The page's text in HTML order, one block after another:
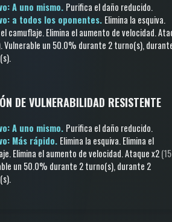
A uno mismo. Purifica el daño reducido.
a todos los oponentes. Elimina la esquiva.
camuflaje.Elimina el aumento de velocidad.
.Vulnerable un 50.0% durante 2 turno(s),
.
DE VULNERABILIDAD RESISTENTE
A uno mismo. Purifica el daño reducido.
Más rápido. Elimina la esquiva.Elimina el
.Elimina el aumento de velocidad.Ataquex2
un 50.0% durante 2 turno(s), durante 2
.